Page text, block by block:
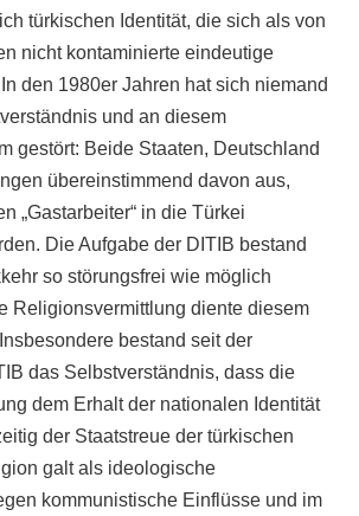
türkischen Identität, die sich als von
nicht kontaminierte eindeutige
den 1980er Jahren hat sich niemand
und an diesem
gestört: Beide Staaten, Deutschland
übereinstimmend davon aus,
„Gastarbeiter“ in die Türkei
Die Aufgabe der DITIB bestand
so störungsfrei wie möglich
Religionsvermittlung diente diesem
bestand seit der
das Selbstverständnis, dass die
dem Erhalt der nationalen Identität
der Staatstreue der türkischen
galt als ideologische
kommunistische Einflüsse und im